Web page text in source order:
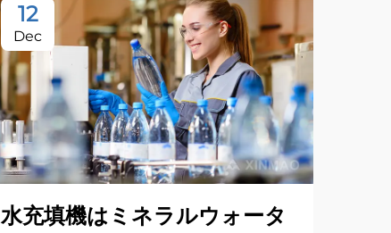
12
Dec
水充填機はミネラルウォータ